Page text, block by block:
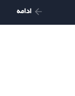
ادامه